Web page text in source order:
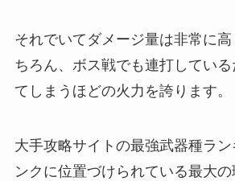
それでいてダメージ量は非常に
ちろん、ボス戦でも連打している
てしまうほどの火力を誇ります。
大手攻略サイトの最強武器種ラ
ンクに位置づけられている最大